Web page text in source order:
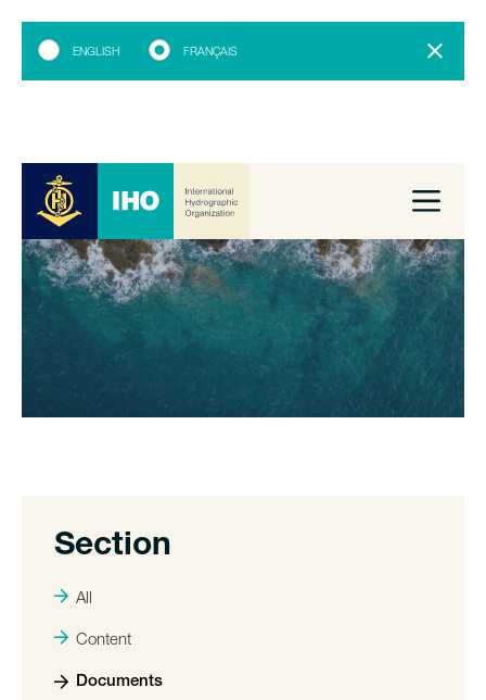
ENGLISH FRANÇAIS
Section
All
Content
Documents